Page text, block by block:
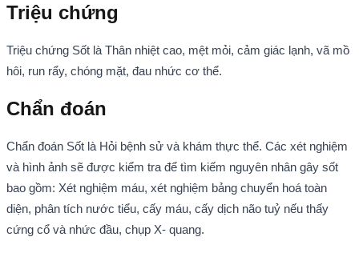
Triệu chứng
Triệu chứng Sốt là Thân nhiệt cao, mệt mỏi, cảm giác lạnh, vã mồ
hôi, run rẩy, chóng mặt, đau nhức cơ thể.
Chẩn đoán
Chẩn đoán Sốt là Hỏi bệnh sử và khám thực thể. Các xét nghiệm
và hình ảnh sẽ được kiểm tra để tìm kiếm nguyên nhân gây sốt
bao gồm: Xét nghiệm máu, xét nghiệm bảng chuyển hoá toàn
diện, phân tích nước tiểu, cấy máu, cấy dịch não tuỷ nếu thấy
cứng cổ và nhức đầu, chụp X- quang.